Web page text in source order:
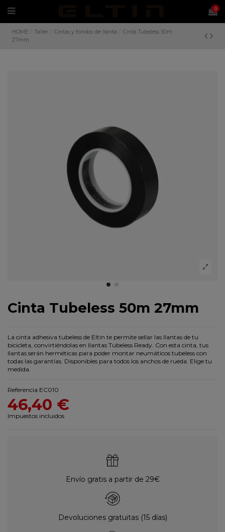
0
HOME Taller Cintas y fondos de llanta
Cinta Tubeless 50m
27mm
Cinta Tubeless 50m 27mm
La cinta adhesiva tubeless de Eltin te permite sellar las llantas de tu
bicicleta, convirtiéndolas en llantas Tubeless Ready. Con esta cinta, tus
llantas serán herméticas para poder montar neumáticos tubeless con
todas las garantías. Disponibles para todos los anchos de rueda. Elige tu
medida.
Referencia EC010
46,40 €
Impuestos incluidos
Envío gratis a partir de 29€
Devoluciones gratuitas (15 días)